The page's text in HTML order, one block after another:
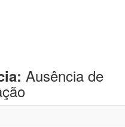
Ausência de